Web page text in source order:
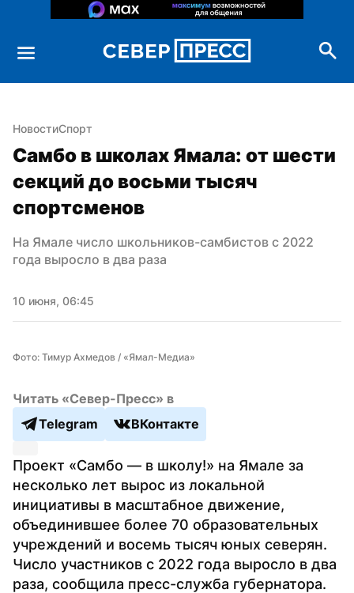
НовостиСпорт
Самбо в школах Ямала: от шести
секций до восьми тысяч
спортсменов
На Ямале число школьников-самбистов с 2022
года выросло в два раза
10 июня, 06:45
Фото: Тимур Ахмедов / «Ямал-Медиа»
Читать «Север-Пресс» в
Telegram
ВКонтакте
Проект «Самбо — в школу!» на Ямале за
несколько лет вырос из локальной
инициативы в масштабное движение,
объединившее более 70 образовательных
учреждений и восемь тысяч юных северян.
Число участников с 2022 года выросло в два
раза, сообщила пресс-служба губернатора.